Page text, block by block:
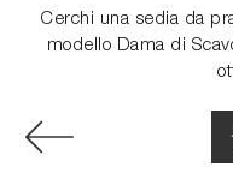
Cerchi una sedia da
modello Dama di